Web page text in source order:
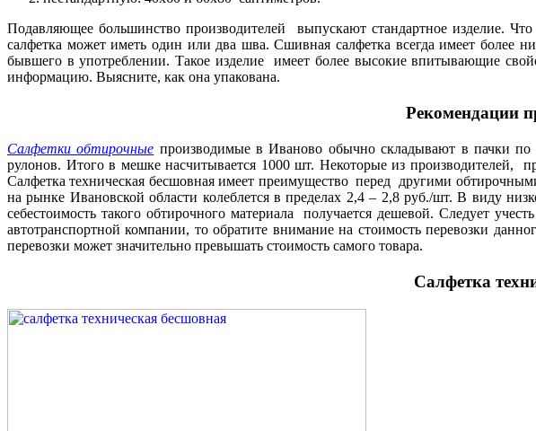
Подавляющее большинство производителей выпускают стандартное изделие.
салфетка может иметь один или два шва. Сшивная салфетка всегда имеет более
бывшего в употреблении. Такое изделие
имеет более высокие впитывающие
информацию. Выясните, как она упакована.
Рекомендации
Салфетки обтирочные производимые в Иваново обычно складывают в пачки
рулонов. Итого в мешке насчитывается 1000 шт. Некоторые из
Салфетка техническая бесшовная имеет преимущество перед другими
на рынке Ивановской области колеблется в пределах 2,4 – 2,8 руб./шт. В виду
себестоимость такого обтирочного материала получается дешевой. Следует
автотранспортной компании, то обратите внимание на стоимость перевозки
перевозки может значительно превышать стоимость самого товара.
Салфетка